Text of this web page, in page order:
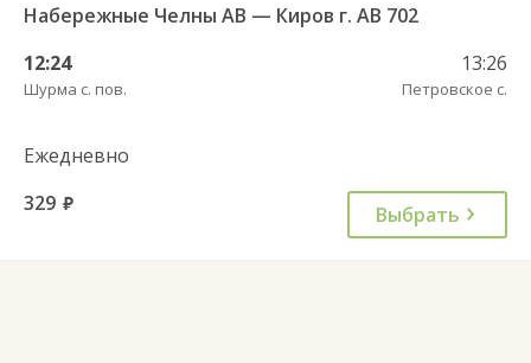
Набережные Челны АВ — Киров г. АВ 702
12:24
Шурма с. пов.
13:26
Петровское с.
Ежедневно
329 руб. Выбрать